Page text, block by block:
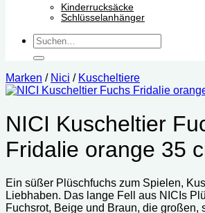
Kinderrucksäcke
Schlüsselanhänger
Suchen
nach:
Marken / Nici / Kuscheltiere
NICI Kuscheltier
Fridalie orange 35
Ein süßer Plüschfuchs zum Spielen,
Liebhaben. Das lange Fell aus NICIs
Fuchsrot, Beige und Braun, die großen,